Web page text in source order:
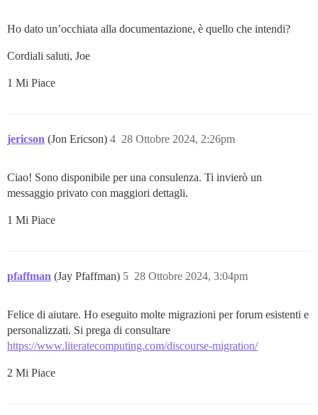
Ho dato un’occhiata alla documentazione, è quello che intendi?
Cordiali saluti, Joe
1 Mi Piace
jericson (Jon Ericson) 28 Ottobre 2024, 2:26pm
4
Ciao! Sono disponibile per una consulenza. Ti invierò un
messaggio privato con maggiori dettagli.
1 Mi Piace
pfaffman (Jay Pfaffman) 28 Ottobre 2024, 3:04pm
5
Felice di aiutare. Ho eseguito molte migrazioni per forum esistenti e
personalizzati. Si prega di consultare
https://www.literatecomputing.com/discourse-migration/
2 Mi Piace